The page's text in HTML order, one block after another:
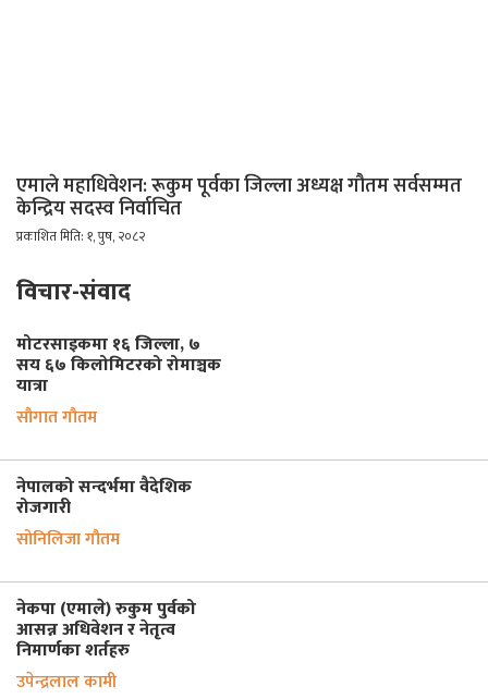
एमाले महाधिवेशन: रूकुम पूर्वका जिल्ला अध्यक्ष गौतम सर्वसम्मत
केन्द्रिय सदस्व निर्वाचित
प्रकाशित मिति: १, पुष, २०८२
विचार-संवाद
मोटरसाइकमा १६ जिल्ला, ७
सय ६७ किलोमिटरको रोमाञ्चक
यात्रा
सौगात गौतम
नेपालको सन्दर्भमा वैदेशिक
रोजगारी
सोनिलिजा गौतम
नेकपा (एमाले) रुकुम पुर्वको
आसन्न अधिवेशन र नेतृत्व
निमार्णका शर्तहरु
उपेन्द्रलाल कामी